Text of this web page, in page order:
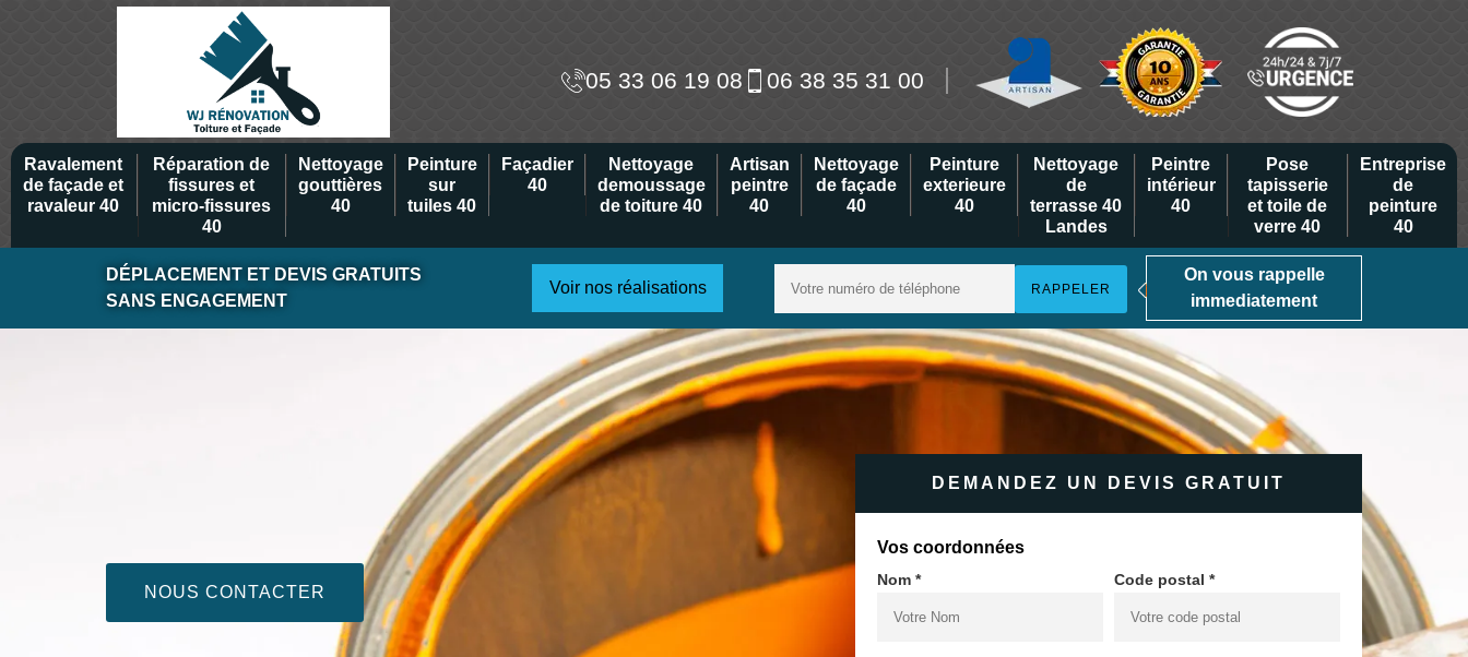
05 33 06 19 08 06 38 35 31 00
Ravalement
de façade et
ravaleur 40
Réparation de
fissures et
micro-fissures
40
Nettoyage
gouttières
40
Peinture
sur
tuiles 40
Façadier
40
Nettoyage
demoussage
de toiture 40
Artisan
peintre
40
Nettoyage
de façade
40
Peinture
exterieure
40
Nettoyage
de
terrasse 40
Landes
Peintre
intérieur
40
Pose
tapisserie
et toile de
verre 40
Entreprise
de
peinture
40
DÉPLACEMENT ET DEVIS GRATUITS
SANS ENGAGEMENT
Voir nos réalisations
On vous rappelle
immediatement
NOUS CONTACTER
DEMANDEZ UN DEVIS GRATUIT
Vos coordonnées
Nom * Code postal *